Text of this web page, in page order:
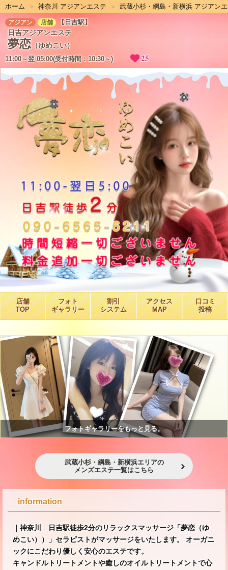
ホーム 神奈川 アジアンエステ 武蔵小杉・綱島・新横浜 アジアン
アジアン 店舗 【日吉駅】
日吉アジアンエステ
夢恋（ゆめこい）
11:00～翌 05:00(受付時間：10:30～) 25
店舗
TOP
フォト
ギャラリー
割引
システム
アクセス
MAP
口コミ
投稿
フォトギャラリーをもっと見る。
武蔵小杉・綱島・新横浜エリアの
メンズエステ一覧はこちら
information
｜神奈川 日吉駅徒歩2分のリラックスマッサージ「夢恋（ゆ
めこい））」セラピストがマッサージをいたします。 オーガニ
ックにこだわり優しく安心のエステです。
キャンドルトリートメントや癒しのオイルトリートメントで心